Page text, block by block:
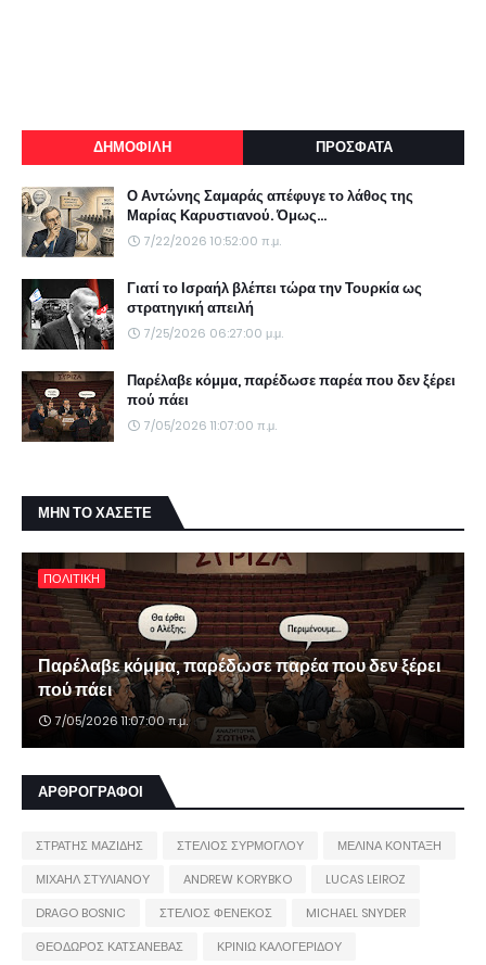
ΔΗΜΟΦΙΛΗ ΠΡΟΣΦΑΤΑ
Ο Αντώνης Σαμαράς απέφυγε το λάθος της
Μαρίας Καρυστιανού. Όμως...
7/22/2026 10:52:00 π.μ.
Γιατί το Ισραήλ βλέπει τώρα την Τουρκία ως
στρατηγική απειλή
7/25/2026 06:27:00 μ.μ.
Παρέλαβε κόμμα, παρέδωσε παρέα που δεν ξέρει
πού πάει
7/05/2026 11:07:00 π.μ.
ΜΗΝ ΤΟ ΧΑΣΕΤΕ
ΠΟΛΙΤΙΚΗ
Παρέλαβε κόμμα, παρέδωσε παρέα που δεν ξέρει
πού πάει
7/05/2026 11:07:00 π.μ.
ΑΡΘΡΟΓΡΑΦΟΙ
ΣΤΡΑΤΗΣ ΜΑΖΙΔΗΣ ΣΤΕΛΙΟΣ ΣΥΡΜΟΓΛΟΥ
ΜΕΛΙΝΑ ΚΟΝΤΑΞΗ
ΜΙΧΑΗΛ ΣΤΥΛΙΑΝΟΥ
ANDREW KORYBKO
LUCAS LEIROZ
DRAGO BOSNIC
ΣΤΕΛΙΟΣ ΦΕΝΕΚΟΣ
MICHAEL SNYDER
ΘΕΟΔΩΡΟΣ ΚΑΤΣΑΝΕΒΑΣ
ΚΡΙΝΙΩ ΚΑΛΟΓΕΡΙΔΟΥ